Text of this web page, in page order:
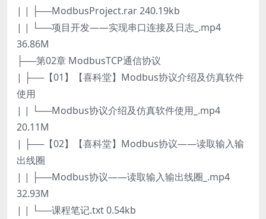
| | ├──ModbusProject.rar 240.19kb
| | └──项目开发——实现串口连接及日志_.mp4
36.86M
├──第02章 ModbusTCP通信协议
| ├──【01】【喜科堂】Modbus协议介绍及仿真软件
使用
| | └──Modbus协议介绍及仿真软件使用_.mp4
20.11M
| ├──【02】【喜科堂】Modbus协议——读取输入输
出线圈
| | ├──Modbus协议——读取输入输出线圈_.mp4
32.93M
| | └──课程笔记.txt 0.54kb